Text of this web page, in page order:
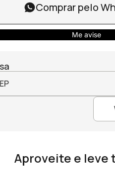
Comprar pelo
Me avise
Aproveite e leve